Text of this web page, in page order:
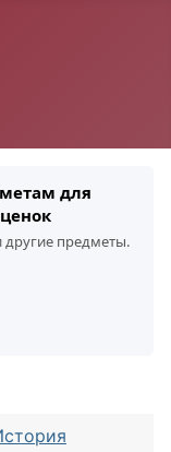
для
другие предметы.